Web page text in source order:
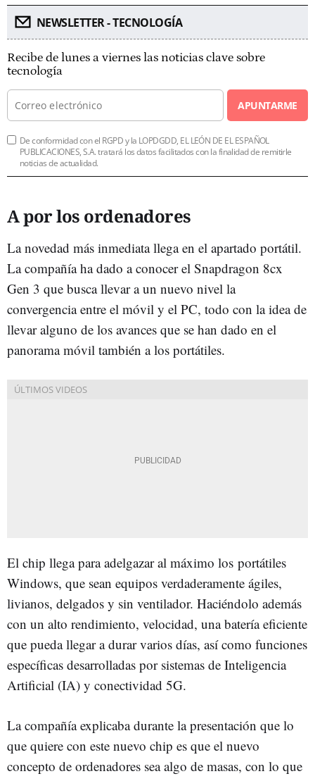
NEWSLETTER - TECNOLOGÍA
Recibe de lunes a viernes las noticias clave sobre
tecnología
APUNTARME
De conformidad con el RGPD y la LOPDGDD, EL LEÓN DE EL ESPAÑOL
PUBLICACIONES, S.A. tratará los datos facilitados con la finalidad de remitirle
noticias de actualidad.
A por los ordenadores
La novedad más inmediata llega en el apartado portátil.
La compañía ha dado a conocer el Snapdragon 8cx
Gen 3 que busca llevar a un nuevo nivel la
convergencia entre el móvil y el PC, todo con la idea de
llevar alguno de los avances que se han dado en el
panorama móvil también a los portátiles.
El chip llega para adelgazar al máximo los portátiles
Windows, que sean equipos verdaderamente ágiles,
livianos, delgados y sin ventilador. Haciéndolo además
con un alto rendimiento, velocidad, una batería eficiente
que pueda llegar a durar varios días, así como funciones
específicas desarrolladas por sistemas de Inteligencia
Artificial (IA) y conectividad 5G.
La compañía explicaba durante la presentación que lo
que quiere con este nuevo chip es que el nuevo
concepto de ordenadores sea algo de masas, con lo que